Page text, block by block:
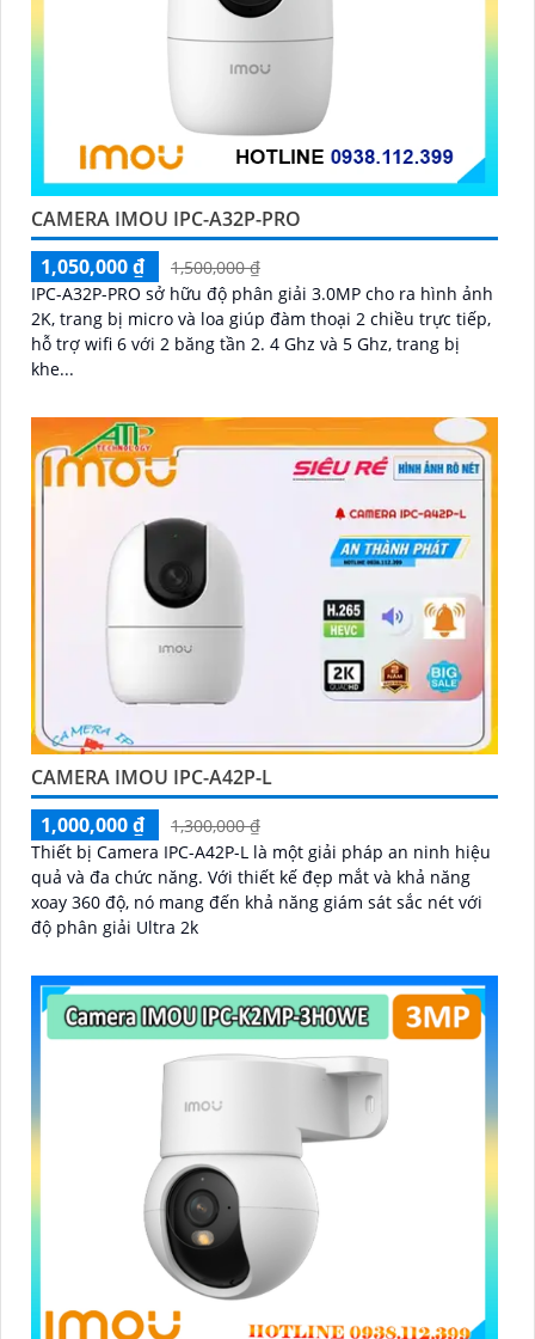
CAMERA IMOU IPC-A32P-PRO
1,050,000 ₫
1,500,000 ₫
IPC-A32P-PRO sở hữu độ phân giải 3.0MP cho ra hình ảnh
2K, trang bị micro và loa giúp đàm thoại 2 chiều trực tiếp,
hỗ trợ wifi 6 với 2 băng tần 2. 4 Ghz và 5 Ghz, trang bị
khe...
CAMERA IMOU IPC-A42P-L
1,000,000 ₫
1,300,000 ₫
Thiết bị Camera IPC-A42P-L là một giải pháp an ninh hiệu
quả và đa chức năng. Với thiết kế đẹp mắt và khả năng
xoay 360 độ, nó mang đến khả năng giám sát sắc nét với
độ phân giải Ultra 2k